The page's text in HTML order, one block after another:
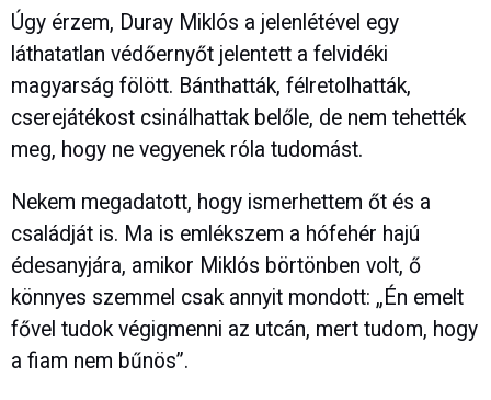
Úgy érzem, Duray Miklós a jelenlétével egy
láthatatlan védőernyőt jelentett a felvidéki
magyarság fölött. Bánthatták, félretolhatták,
cserejátékost csinálhattak belőle, de nem tehették
meg, hogy ne vegyenek róla tudomást.
Nekem megadatott, hogy ismerhettem őt és a
családját is. Ma is emlékszem a hófehér hajú
édesanyjára, amikor Miklós börtönben volt, ő
könnyes szemmel csak annyit mondott: „Én emelt
fővel tudok végigmenni az utcán, mert tudom, hogy
a fiam nem bűnös”.